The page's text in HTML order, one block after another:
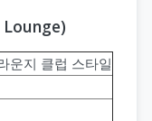
운지 클럽 스타일